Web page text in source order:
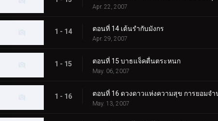
Apr. 22, 2007
1 - 14 ตอนที่ 14 เต้นรำกับมังกร
Apr. 29, 2007
1 - 15 ตอนที่ 15 บาธแจ็คตื่นตระหนก
May. 06, 2007
1 - 16 ตอนที่ 16 ดวงดาวแห่งความสุข การยอมจ
May. 13, 2007